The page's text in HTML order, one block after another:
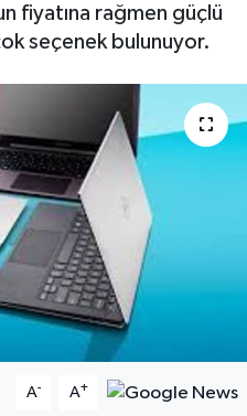
fiyatına rağmen güçlü
seçenek bulunuyor.
A- A+